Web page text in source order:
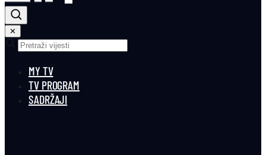
✕
MY TV
TV PROGRAM
SADRŽAJI